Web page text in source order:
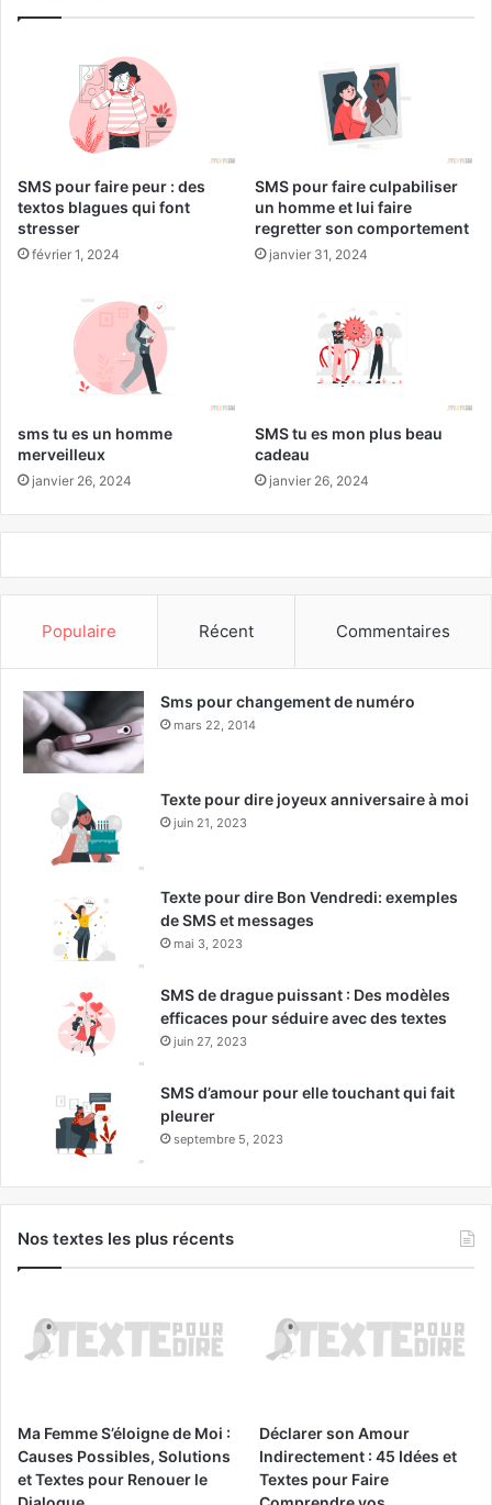
SMS pour faire peur : des
textos blagues qui font
stresser
février 1, 2024
SMS pour faire culpabiliser
un homme et lui faire
regretter son comportement
janvier 31, 2024
sms tu es un homme
merveilleux
janvier 26, 2024
SMS tu es mon plus beau
cadeau
janvier 26, 2024
Populaire Récent Commentaires
Sms pour changement de numéro
mars 22, 2014
Texte pour dire joyeux anniversaire à moi
juin 21, 2023
Texte pour dire Bon Vendredi: exemples
de SMS et messages
mai 3, 2023
SMS de drague puissant : Des modèles
efficaces pour séduire avec des textes
juin 27, 2023
SMS d’amour pour elle touchant qui fait
pleurer
septembre 5, 2023
Nos textes les plus récents
Ma Femme S’éloigne de Moi :
Causes Possibles, Solutions
et Textes pour Renouer le
Déclarer son Amour
Indirectement : 45 Idées et
Textes pour Faire